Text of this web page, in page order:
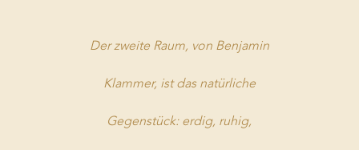
Der zweite Raum, von Benjamin
Klammer, ist das natürliche
Gegenstück: erdig, ruhig,